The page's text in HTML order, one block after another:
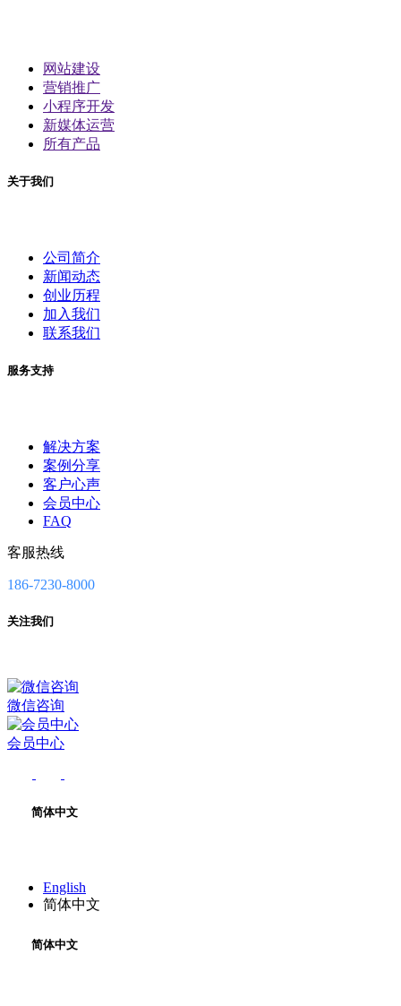
网站建设
营销推广
小程序开发
新媒体运营
所有产品
关于我们
公司简介
新闻动态
创业历程
加入我们
联系我们
服务支持
解决方案
案例分享
客户心声
会员中心
FAQ
客服热线
186-7230-8000
关注我们
微信咨询
会员中心
简体中文
English
简体中文
简体中文